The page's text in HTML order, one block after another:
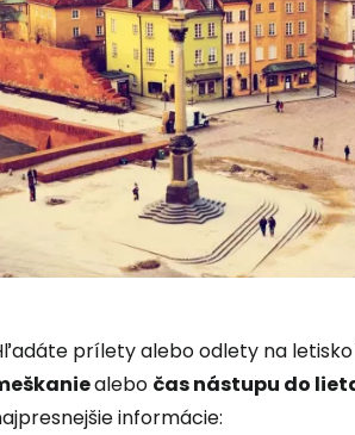
prílety alebo odlety na letisko
alebo čas nástupu do
informácie: